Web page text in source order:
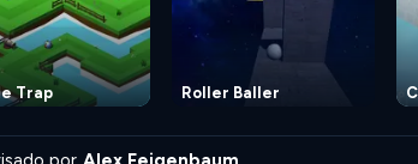
Trap Roller Baller